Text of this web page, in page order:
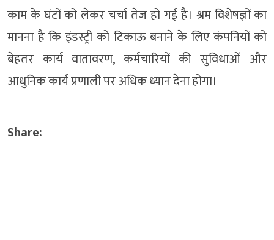
काम के घंटों को लेकर चर्चा तेज हो गई है। श्रम विशेषज्ञों का
मानना है कि इंडस्ट्री को टिकाऊ बनाने के लिए कंपनियों को
बेहतर कार्य वातावरण, कर्मचारियों की सुविधाओं और
आधुनिक कार्य प्रणाली पर अधिक ध्यान देना होगा।
Share: